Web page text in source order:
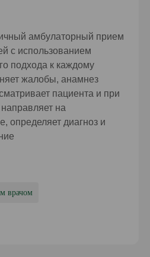
амбулаторный прием
с использованием
подхода к каждому
жалобы, анамнез
пациента и при
на
определяет диагноз и
врачом